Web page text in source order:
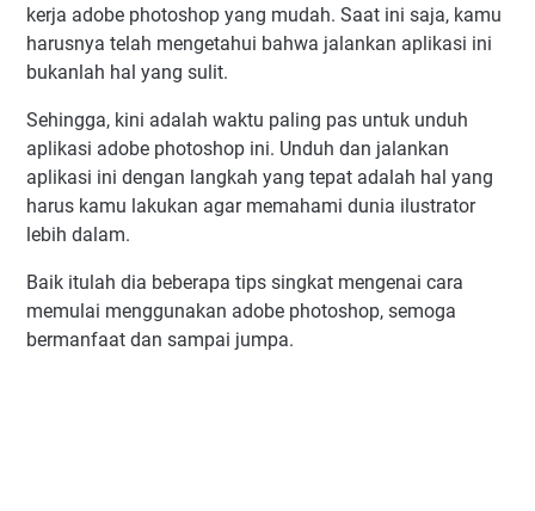
kerja adobe photoshop yang mudah. Saat ini saja, kamu
harusnya telah mengetahui bahwa jalankan aplikasi ini
bukanlah hal yang sulit.
Sehingga, kini adalah waktu paling pas untuk unduh
aplikasi adobe photoshop ini. Unduh dan jalankan
aplikasi ini dengan langkah yang tepat adalah hal yang
harus kamu lakukan agar memahami dunia ilustrator
lebih dalam.
Baik itulah dia beberapa tips singkat mengenai cara
memulai menggunakan adobe photoshop, semoga
bermanfaat dan sampai jumpa.